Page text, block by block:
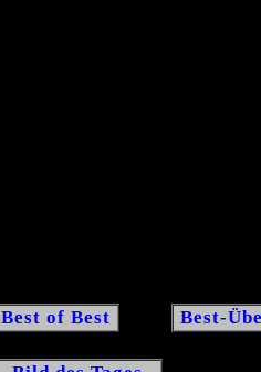
Best of Best Best-